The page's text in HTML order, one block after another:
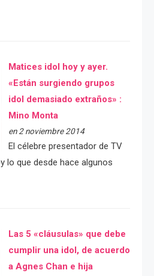
Matices idol hoy y ayer.
«Están surgiendo grupos
idol demasiado extraños» :
Mino Monta
en 2 noviembre 2014
El célebre presentador de TV
lo que desde hace algunos
Las 5 «cláusulas» que debe
cumplir una idol, de acuerdo
a Agnes Chan e hija